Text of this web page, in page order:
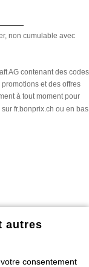
non cumulable avec
AG contenant des codes
et des offres
à tout moment pour
sur fr.bonprix.ch ou en bas
autres
consentement